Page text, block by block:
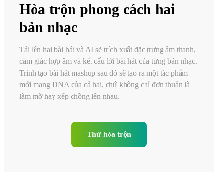
Hòa trộn phong cách hai
bản nhạc
Tải lên hai bài hát và AI sẽ trích xuất đặc trưng âm thanh,
cảm giác hợp âm và kết cấu lời bài hát của từng bản nhạc.
Trình tạo bài hát mashup sau đó sẽ tạo ra một tác phẩm
mới mang DNA của cả hai, chứ không chỉ đơn thuần là
làm mờ hay xếp chồng lên nhau.
Thử hòa trộn